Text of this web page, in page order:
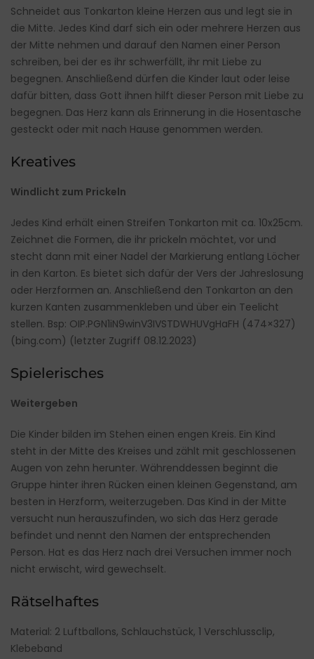
Schneidet aus Tonkarton kleine Herzen aus und legt sie in
die Mitte. Jedes Kind darf sich ein oder mehrere Herzen aus
der Mitte nehmen und darauf den Namen einer Person
schreiben, bei der es ihr schwerfällt, ihr mit Liebe zu
begegnen. Anschließend dürfen die Kinder laut oder leise
dafür bitten, dass Gott ihnen hilft dieser Person mit Liebe zu
begegnen. Das Herz kann als Erinnerung in die Hosentasche
gesteckt oder mit nach Hause genommen werden.
Kreatives
Windlicht zum Prickeln
Jedes Kind erhält einen Streifen Tonkarton mit ca. 10x25cm.
Zeichnet die Formen, die ihr prickeln möchtet, vor und
stecht dann mit einer Nadel der Markierung entlang Löcher
in den Karton. Es bietet sich dafür der Vers der Jahreslosung
oder Herzformen an. Anschließend den Tonkarton an den
kurzen Kanten zusammenkleben und über ein Teelicht
stellen. Bsp: OIP.PGN1iN9winV3IVSTDWHUVgHaFH (474×327)
(bing.com) (letzter Zugriff 08.12.2023)
Spielerisches
Weitergeben
Die Kinder bilden im Stehen einen engen Kreis. Ein Kind
steht in der Mitte des Kreises und zählt mit geschlossenen
Augen von zehn herunter. Währenddessen beginnt die
Gruppe hinter ihren Rücken einen kleinen Gegenstand, am
besten in Herzform, weiterzugeben. Das Kind in der Mitte
versucht nun herauszufinden, wo sich das Herz gerade
befindet und nennt den Namen der entsprechenden
Person. Hat es das Herz nach drei Versuchen immer noch
nicht erwischt, wird gewechselt.
Rätselhaftes
Material: 2 Luftballons, Schlauchstück, 1 Verschlussclip,
Klebeband